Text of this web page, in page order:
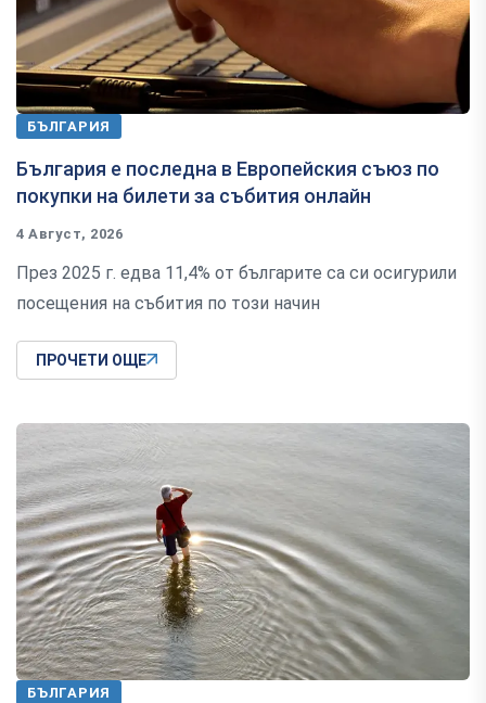
БЪЛГАРИЯ
България е последна в Европейския съюз по
покупки на билети за събития онлайн
4 Август, 2026
През 2025 г. едва 11,4% от българите са си осигурили
посещения на събития по този начин
ПРОЧЕТИ ОЩЕ
БЪЛГАРИЯ